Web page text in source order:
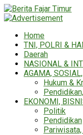
Home
TNI, POLRI &
Daerah
NASIONAL &
AGAMA,
Hukum &
EKONOMI,
Politik
Pendidikan